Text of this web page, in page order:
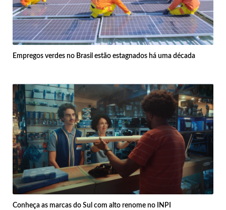
Empregos verdes no Brasil estão estagnados há uma década
Conheça as marcas do Sul com alto renome no INPI